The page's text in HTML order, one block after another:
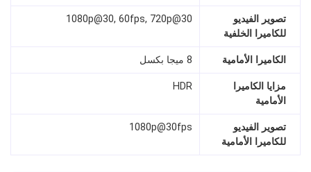
تصوير الفيديو
للكاميرا الخلفية
1080p@30, 60fps, 720p@30
الكاميرا الأمامية 8 ميجا بكسل
مزايا الكاميرا
الأمامية
HDR
تصوير الفيديو
للكاميرا الأمامية
1080p@30fps